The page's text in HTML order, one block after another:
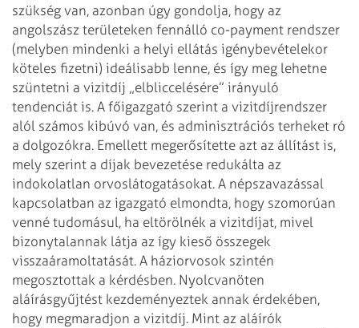
szükség van, azonban úgy gondolja, hogy az
angolszász területeken fennálló co-payment rendszer
(melyben mindenki a helyi ellátás igénybevételekor
köteles fizetni) ideálisabb lenne, és így meg lehetne
szüntetni a vizitdíj „elbliccelésére” irányuló
tendenciát is. A főigazgató szerint a vizitdíjrendszer
alól számos kibúvó van, és adminisztrációs terheket ró
a dolgozókra. Emellett megerősítette azt az állítást is,
mely szerint a díjak bevezetése redukálta az
indokolatlan orvoslátogatásokat. A népszavazással
kapcsolatban az igazgató elmondta, hogy szomorúan
venné tudomásul, ha eltörölnék a vizitdíjat, mivel
bizonytalannak látja az így kieső összegek
visszaáramoltatását. A háziorvosok szintén
megosztottak a kérdésben. Nyolcvanöten
aláírásgyűjtést kezdeményeztek annak érdekében,
hogy megmaradjon a vizitdíj. Mint az aláírók